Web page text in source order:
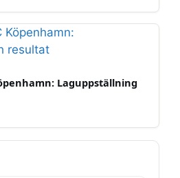
Laguppställning